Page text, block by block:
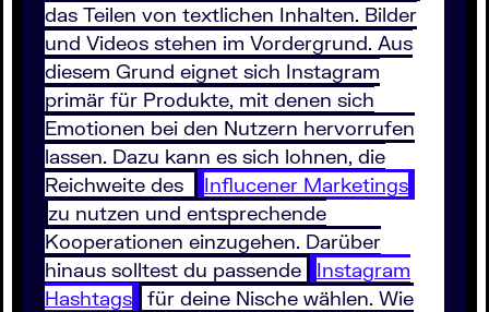
das Teilen von textlichen Inhalten. Bilder
und Videos stehen im Vordergrund. Aus
diesem Grund eignet sich Instagram
primär für Produkte, mit denen sich
Emotionen bei den Nutzern hervorrufen
lassen. Dazu kann es sich lohnen, die
Reichweite des
Influcener Marketings
zu nutzen und entsprechende
Kooperationen einzugehen. Darüber
hinaus solltest du passende
Instagram
Hashtags
für deine Nische wählen. Wie